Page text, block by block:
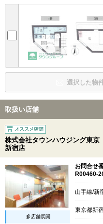
選択した物
取扱い店舗
株式会社タウンハウジング東京
新宿店
多店舗展開
お問合せ
R00460-
山手線/新
東京都新